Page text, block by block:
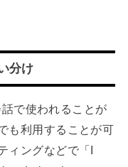
分け
で使われることが
も利用することが可
ィングなどで「I